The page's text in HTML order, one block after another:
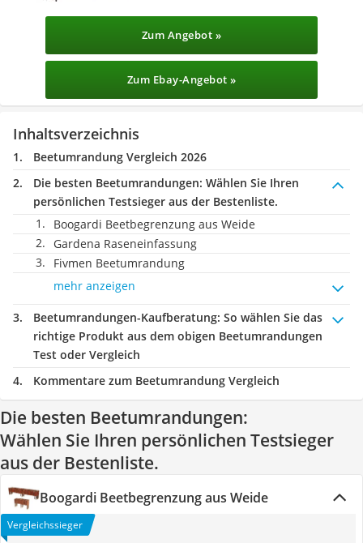
Zum Angebot »
Zum Ebay-Angebot »
Inhaltsverzeichnis
Beetumrandung Vergleich 2026
Die besten Beetumrandungen: Wählen Sie Ihren
persönlichen Testsieger aus der Bestenliste.
Boogardi Beetbegrenzung aus Weide
Gardena Raseneinfassung
Fivmen Beetumrandung
mehr anzeigen
Beetumrandungen-Kaufberatung: So wählen Sie das
richtige Produkt aus dem obigen Beetumrandungen
Test oder Vergleich
Kommentare zum Beetumrandung Vergleich
Die besten Beetumrandungen:
Wählen Sie Ihren persönlichen Testsieger
aus der Bestenliste.
Boogardi Beetbegrenzung aus Weide
Vergleichssieger